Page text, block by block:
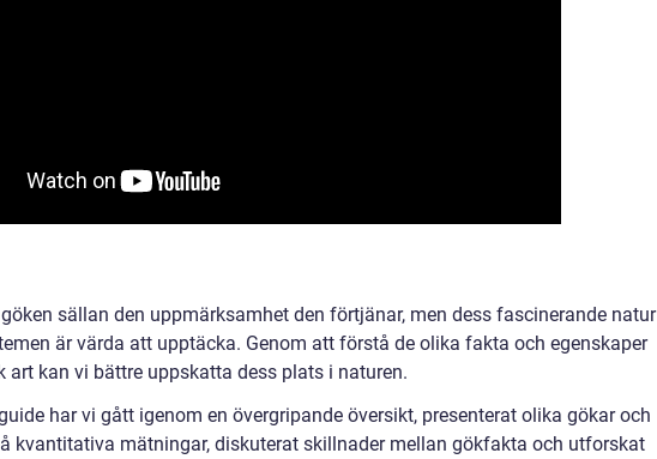
sällan den uppmärksamhet den förtjänar, men dess fascinerande natur
är värda att upptäcka. Genom att förstå de olika fakta och egenskaper
art kan vi bättre uppskatta dess plats i naturen.
har vi gått igenom en övergripande översikt, presenterat olika gökar och
kvantitativa mätningar, diskuterat skillnader mellan gökfakta och utforskat